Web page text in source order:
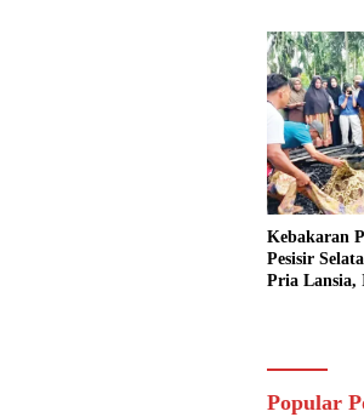
Kebakaran
Pesisir
Pria Lansia,
Popular